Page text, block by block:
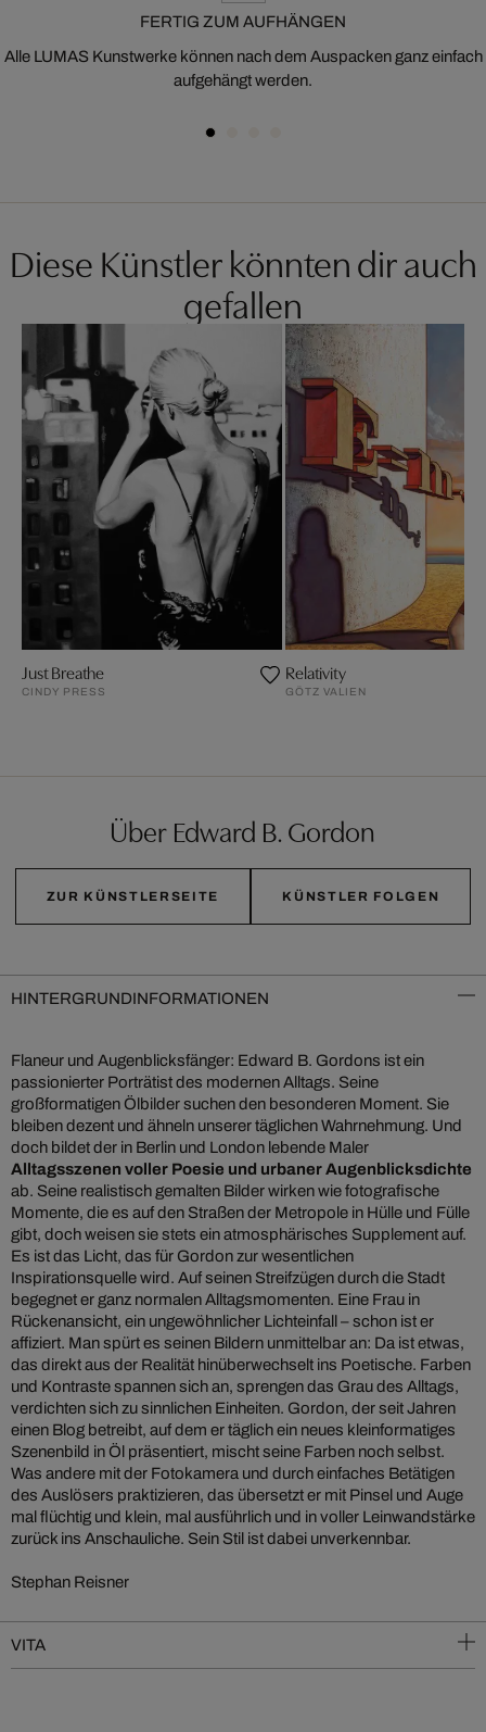
FERTIG ZUM AUFHÄNGEN
Alle LUMAS Kunstwerke können nach dem Auspacken ganz einfach
aufgehängt werden.
Diese Künstler könnten dir auch
gefallen
Just Breathe
CINDY PRESS
Relativity
GÖTZ VALIEN
Über Edward B. Gordon
ZUR KÜNSTLERSEITE KÜNSTLER FOLGEN
HINTERGRUNDINFORMATIONEN
Flaneur und Augenblicksfänger: Edward B. Gordons ist ein
passionierter Porträtist des modernen Alltags. Seine
großformatigen Ölbilder suchen den besonderen Moment. Sie
bleiben dezent und ähneln unserer täglichen Wahrnehmung. Und
doch bildet der in Berlin und London lebende Maler
Alltagsszenen voller Poesie und urbaner Augenblicksdichte
ab. Seine realistisch gemalten Bilder wirken wie fotografische
Momente, die es auf den Straßen der Metropole in Hülle und Fülle
gibt, doch weisen sie stets ein atmosphärisches Supplement auf.
Es ist das Licht, das für Gordon zur wesentlichen
Inspirationsquelle wird. Auf seinen Streifzügen durch die Stadt
begegnet er ganz normalen Alltagsmomenten. Eine Frau in
Rückenansicht, ein ungewöhnlicher Lichteinfall – schon ist er
affiziert. Man spürt es seinen Bildern unmittelbar an: Da ist etwas,
das direkt aus der Realität hinüberwechselt ins Poetische. Farben
und Kontraste spannen sich an, sprengen das Grau des Alltags,
verdichten sich zu sinnlichen Einheiten. Gordon, der seit Jahren
einen Blog betreibt, auf dem er täglich ein neues kleinformatiges
Szenenbild in Öl präsentiert, mischt seine Farben noch selbst.
Was andere mit der Fotokamera und durch einfaches Betätigen
des Auslösers praktizieren, das übersetzt er mit Pinsel und Auge
mal flüchtig und klein, mal ausführlich und in voller Leinwandstärke
zurück ins Anschauliche. Sein Stil ist dabei unverkennbar.
Stephan Reisner
VITA